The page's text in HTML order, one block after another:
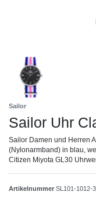
Sailor
Sailor Uhr
Sailor Damen und Herren
(Nylonarmband) in blau,
Citizen Miyota GL30
Artikelnummer SL101-1012-